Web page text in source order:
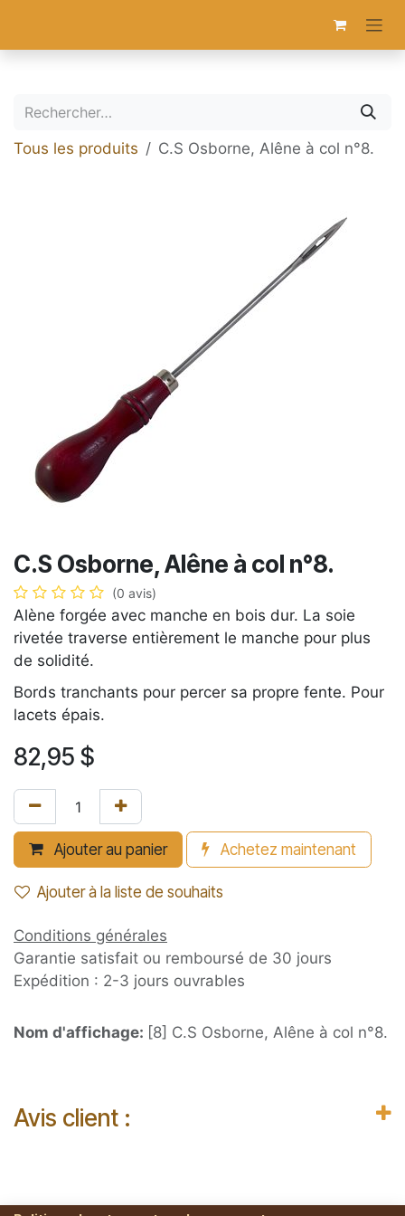
Tous les produits C.S Osborne, Alêne à col n°8.
C.S Osborne, Alêne à col n°8.
(0 avis)
Alène forgée avec manche en bois dur. La soie
rivetée traverse entièrement le manche pour plus
de solidité.
Bords tranchants pour percer sa propre fente. Pour
lacets épais.
82,95 $
Ajouter au panier Achetez maintenant
Ajouter à la liste de souhaits
Conditions générales
Garantie satisfait ou remboursé de 30 jours
Expédition : 2-3 jours ouvrables
Nom d'affichage: [8] C.S Osborne, Alêne à col n°8.
Avis client :